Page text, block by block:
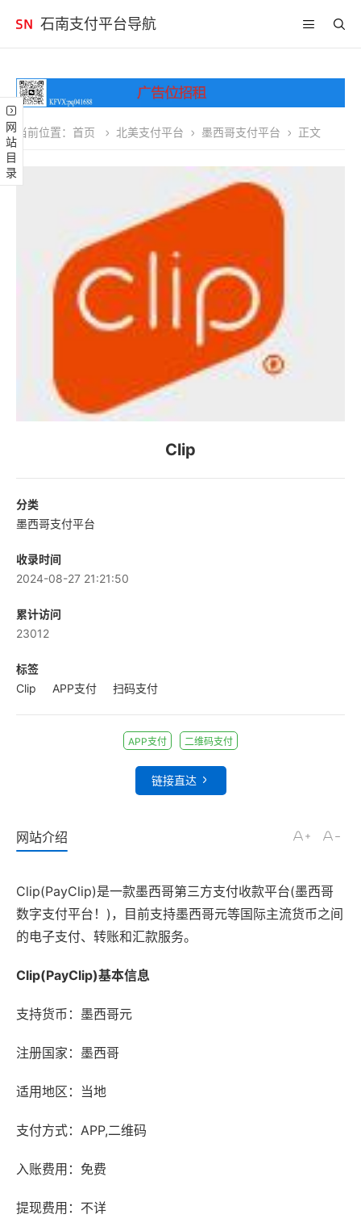
石南支付平台导航
网站目录 当前位置： 首页 北美支付平台 墨西哥支付平台 正文
Clip
分类
墨西哥支付平台
收录时间
2024-08-27 21:21:50
累计访问
23012
标签
Clip
APP支付 扫码支付
APP支付 二维码支付
链接直达
网站介绍
Clip(PayClip)是一款墨西哥第三方支付收款平台(墨西哥
数字支付平台！)，目前支持墨西哥元等国际主流货币之间
的电子支付、转账和汇款服务。
Clip(PayClip)基本信息
支持货币：墨西哥元
注册国家：墨西哥
适用地区：当地
支付方式：APP,二维码
入账费用：免费
提现费用：不详